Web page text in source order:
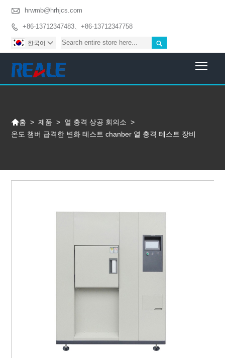
 hrwmb@hrhjcs.com
 +86-13712347483、+86-13712347758

한국어 
홈 > 제품 > 열 충격 상공 회의소 >
온도 챔버 급격한 변화 테스트 chanber 열 충격 테스트 장비